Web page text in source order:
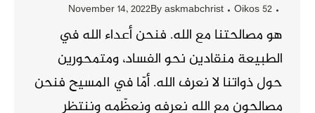
Oikos 52
Byaskmabchrist
November 14, 2022
هو مصالحتنا مع الله. فنحن أعداء الله في
الطبيعة منقادين نحو الفساد، ومتمحورين
حول ذواتنا لا نعرف الله. أمّا في المسيح فنحن
مصالحون مع الله نعرفه ونعظّمه وننتظر